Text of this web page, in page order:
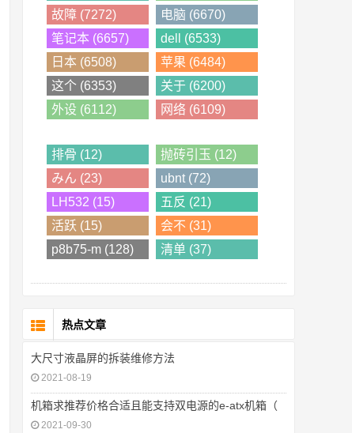
故障 (7272)
电脑 (6670)
笔记本 (6657)
dell (6533)
日本 (6508)
苹果 (6484)
这个 (6353)
关于 (6200)
外设 (6112)
网络 (6109)
排骨 (12)
抛砖引玉 (12)
みん (23)
ubnt (72)
LH532 (15)
五反 (21)
活跃 (15)
会不 (31)
p8b75-m (128)
清单 (37)
热点文章
大尺寸液晶屏的拆装维修方法
2021-08-19
机箱求推荐价格合适且能支持双电源的e-atx机箱（
2021-09-30